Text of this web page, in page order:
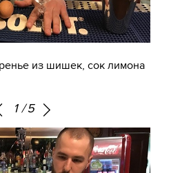
из шишек, сок лимона
1/5